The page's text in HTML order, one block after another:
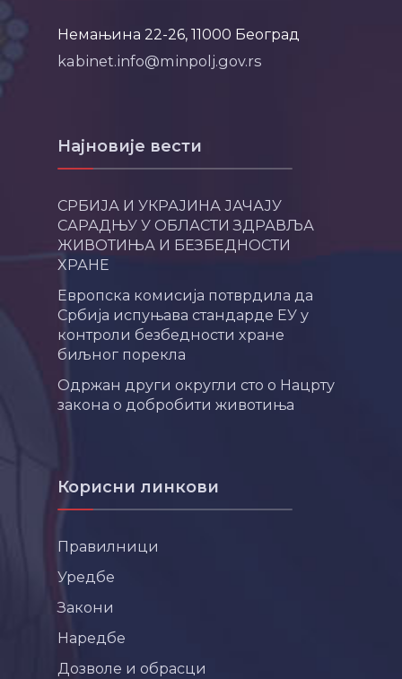
Немањина 22-26, 11000 Београд
kabinet.info@minpolj.gov.rs
Најновије вести
СРБИЈА И УКРАЈИНА ЈАЧАЈУ
САРАДЊУ У ОБЛАСТИ ЗДРАВЉА
ЖИВОТИЊА И БЕЗБЕДНОСТИ
ХРАНЕ
Европска комисија потврдила да
Србија испуњава стандарде ЕУ у
контроли безбедности хране
биљног порекла
Одржан други округли сто о Нацрту
закона о добробити животиња
Корисни линкови
Правилници
Уредбе
Закони
Наредбе
Дозволе и обрасци